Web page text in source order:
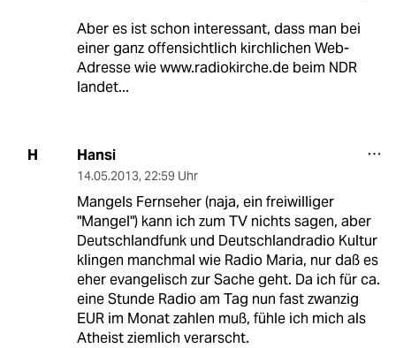
Aber es ist schon interessant, dass man bei
einer ganz offensichtlich kirchlichen Web-
Adresse wie www.radiokirche.de beim NDR
landet...
H Hansi
14.05.2013, 22:59 Uhr
Mangels Fernseher (naja, ein freiwilliger
"Mangel") kann ich zum TV nichts sagen, aber
Deutschlandfunk und Deutschlandradio Kultur
klingen manchmal wie Radio Maria, nur daß es
eher evangelisch zur Sache geht. Da ich für ca.
eine Stunde Radio am Tag nun fast zwanzig
EUR im Monat zahlen muß, fühle ich mich als
Atheist ziemlich verarscht.